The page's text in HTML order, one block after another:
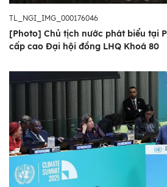
TL_NGI_IMG_000176046
[Photo] Chủ tịch nước phát biểu tại
cấp cao Đại hội đồng LHQ Khoá 80